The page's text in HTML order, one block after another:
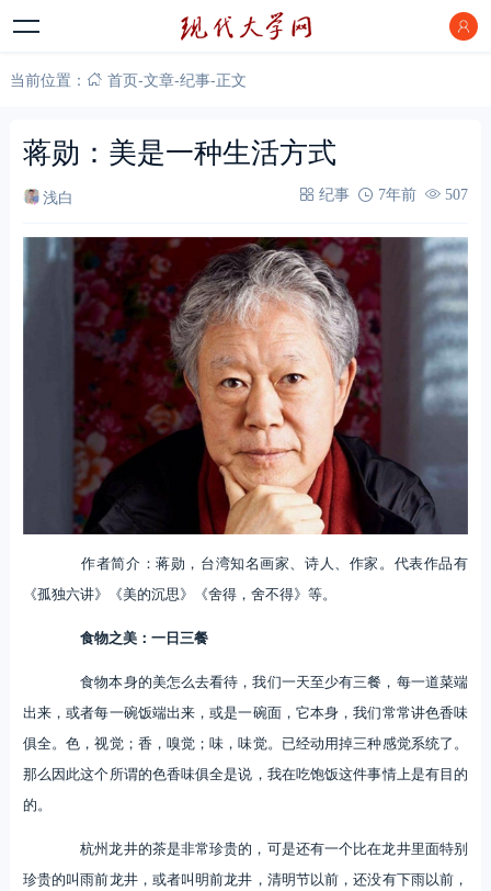
当前位置： 首页-文章-纪事-正文
蒋勋：美是一种生活方式
浅白 纪事 7年前 507
作者简介：蒋勋，台湾知名画家、诗人、作家。代表作品有
《孤独六讲》《美的沉思》《舍得，舍不得》等。
食物之美：一日三餐
食物本身的美怎么去看待，我们一天至少有三餐，每一道菜端
出来，或者每一碗饭端出来，或是一碗面，它本身，我们常常讲色香味
俱全。色，视觉；香，嗅觉；味，味觉。已经动用掉三种感觉系统了。
那么因此这个所谓的色香味俱全是说，我在吃饱饭这件事情上是有目的
的。
杭州龙井的茶是非常珍贵的，可是还有一个比在龙井里面特别
珍贵的叫雨前龙井，或者叫明前龙井，清明节以前，还没有下雨以前，